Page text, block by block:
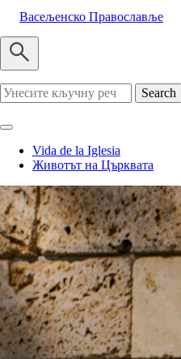
Васељенско Православље
Search
Vida de la Iglesia
Животът на Църквата